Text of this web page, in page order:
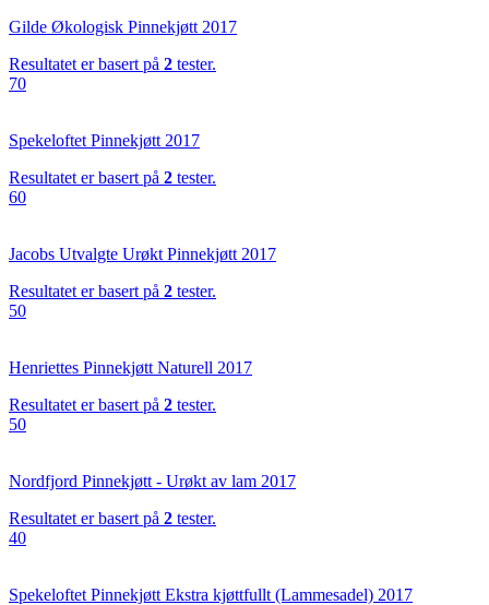
Gilde Økologisk Pinnekjøtt 2017
Resultatet er basert på 2 tester.
70
Spekeloftet Pinnekjøtt 2017
Resultatet er basert på 2 tester.
60
Jacobs Utvalgte Urøkt Pinnekjøtt 2017
Resultatet er basert på 2 tester.
50
Henriettes Pinnekjøtt Naturell 2017
Resultatet er basert på 2 tester.
50
Nordfjord Pinnekjøtt - Urøkt av lam 2017
Resultatet er basert på 2 tester.
40
Spekeloftet Pinnekjøtt Ekstra kjøttfullt (Lammesadel) 2017